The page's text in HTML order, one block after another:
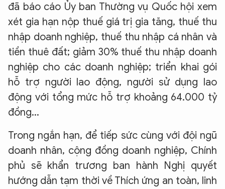
đã báo cáo Ủy ban Thường vụ Quốc hội xem
xét gia hạn nộp thuế giá trị gia tăng, thuế thu
nhập doanh nghiệp, thuế thu nhập cá nhân và
tiền thuê đất; giảm 30% thuế thu nhập doanh
nghiệp cho các doanh nghiệp; triển khai gói
hỗ trợ người lao động, người sử dụng lao
động với tổng mức hỗ trợ khoảng 64.000 tỷ
đồng...
Trong ngắn hạn, để tiếp sức cùng với đội ngũ
doanh nhân, cộng đồng doanh nghiệp, Chính
phủ sẽ khẩn trương ban hành Nghị quyết
hướng dẫn tạm thời về Thích ứng an toàn, linh